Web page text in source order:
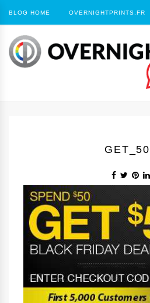
BLOG HOME OVERNIGHTPRINTS.FR